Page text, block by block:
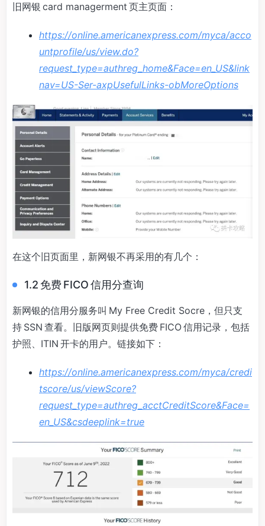
旧网银 card managerment 页主页面：
https://online.americanexpress.com/myca/acco
untprofile/us/view.do?
request_type=authreg_home&Face=en_US&link
nav=US-Ser-axpUsefulLinks-obMoreOptions
在这个旧页面里，新网银不再采用的有几个：
1.2 免费 FICO 信用分查询
新网银的信用分服务叫 My Free Credit Socre，但只支
持 SSN 查看。旧版网页则提供免费 FICO 信用记录，包括
护照、ITIN 开卡的用户。链接如下：
https://online.americanexpress.com/myca/credi
tscore/us/viewScore?
request_type=authreg_acctCreditScore&Face=
en_US&csdeeplink=true